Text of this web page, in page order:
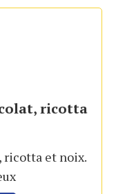
ricotta
ricotta et noix.